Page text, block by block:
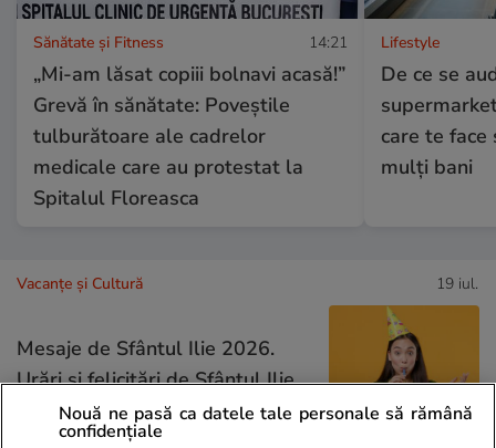
Sănătate și Fitness 14:21
„Mi-am lăsat copiii bolnavi acasă!”
Grevă în sănătate: Poveștile
tulburătoare ale cadrelor
medicale care au protestat la
Spitalul Floreasca
Lifestyle
De ce se
care te face
mulți bani
Vacanțe și Cultură 19 iul.
Mesaje de Sfântul Ilie 2026.
Urări și felicitări de Sfântul Ilie
2026Nouă ne pasă ca datele tale personale să rămână
confidențiale